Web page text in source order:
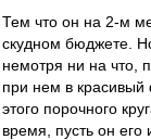
Тем что он на 2-м
скудном бюджете.
немотря ни на что,
при нем в
этого порочного
время, пусть он его